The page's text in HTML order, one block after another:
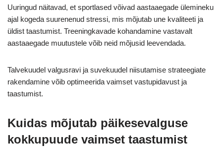
Uuringud näitavad, et sportlased võivad aastaaegade ülemineku
ajal kogeda suurenenud stressi, mis mõjutab une kvaliteeti ja
üldist taastumist. Treeningkavade kohandamine vastavalt
aastaaegade muutustele võib neid mõjusid leevendada.
Talvekuudel valgusravi ja suvekuudel niisutamise strateegiate
rakendamine võib optimeerida vaimset vastupidavust ja
taastumist.
Kuidas mõjutab päikesevalguse
kokkupuude vaimset taastumist